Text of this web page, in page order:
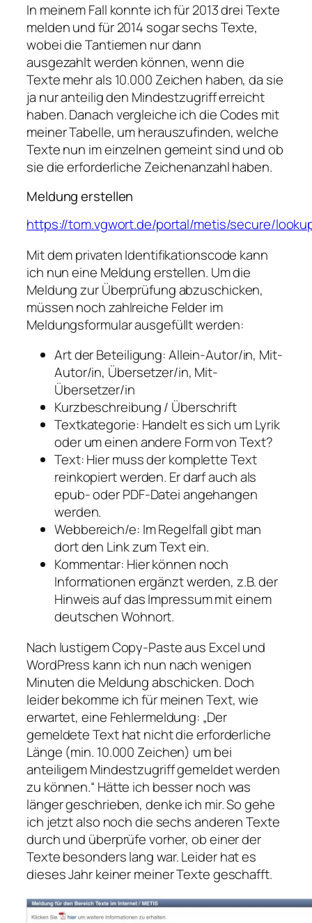
In meinem Fall konnte ich für 2013 drei Texte
melden und für 2014 sogar sechs Texte,
wobei die Tantiemen nur dann
ausgezahlt werden können, wenn die
Texte mehr als 10.000 Zeichen haben, da sie
ja nur anteilig den Mindestzugriff erreicht
haben. Danach vergleiche ich die Codes mit
meiner Tabelle, um herauszufinden, welche
Texte nun im einzelnen gemeint sind und ob
sie die erforderliche Zeichenanzahl haben.
Meldung erstellen
https://tom.vgwort.de/portal/metis/secure/
Mit dem privaten Identifikationscode kann
ich nun eine Meldung erstellen. Um die
Meldung zur Überprüfung abzuschicken,
müssen noch zahlreiche Felder im
Meldungsformular ausgefüllt werden:
Art der Beteiligung: Allein-Autor/in, Mit-
Autor/in, Übersetzer/in, Mit-
Übersetzer/in
Kurzbeschreibung / Überschrift
Textkategorie: Handelt es sich um Lyrik
oder um einen andere Form von Text?
Text: Hier muss der komplette Text
reinkopiert werden. Er darf auch als
epub- oder PDF-Datei angehangen
werden.
Webbereich/e: Im Regelfall gibt man
dort den Link zum Text ein.
Kommentar: Hier können noch
Informationen ergänzt werden, z.B. der
Hinweis auf das Impressum mit einem
deutschen Wohnort.
Nach lustigem Copy-Paste aus Excel und
WordPress kann ich nun nach wenigen
Minuten die Meldung abschicken. Doch
leider bekomme ich für meinen Text, wie
erwartet, eine Fehlermeldung: „Der
gemeldete Text hat nicht die erforderliche
Länge (min. 10.000 Zeichen) um bei
anteiligem Mindestzugriff gemeldet werden
zu können.“ Hätte ich besser noch was
länger geschrieben, denke ich mir. So gehe
ich jetzt also noch die sechs anderen Texte
durch und überprüfe vorher, ob einer der
Texte besonders lang war. Leider hat es
dieses Jahr keiner meiner Texte geschafft.